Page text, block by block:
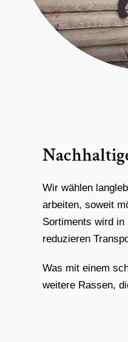
Wir wählen
arbeiten, soweit
Sortiments wird in
reduzieren
Was mit einem
weitere Rassen,